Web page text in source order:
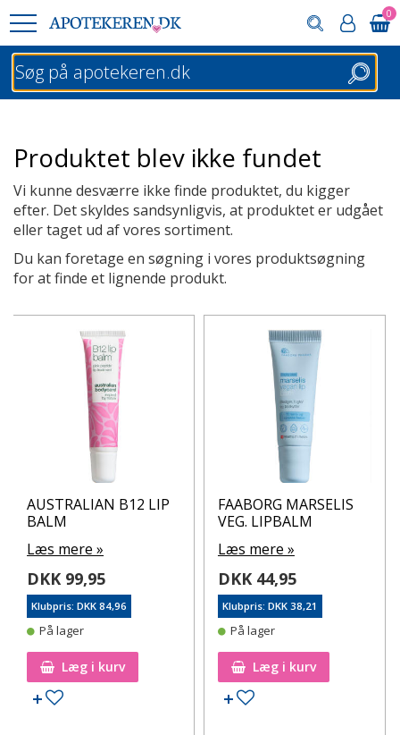
0
Søg
Produktet blev ikke fundet
Vi kunne desværre ikke finde produktet, du kigger
efter. Det skyldes sandsynligvis, at produktet er udgået
eller taget ud af vores sortiment.
Du kan foretage en søgning i vores produktsøgning
for at finde et lignende produkt.
AUSTRALIAN B12 LIP
BALM
Læs mere »
DKK 99,95
Klubpris: DKK 84,96
På lager
Læg i kurv
Tilføj til ønskeseddel
FAABORG MARSELIS
VEG. LIPBALM
Læs mere »
DKK 44,95
Klubpris: DKK 38,21
På lager
Læg i kurv
Tilføj til ønskeseddel